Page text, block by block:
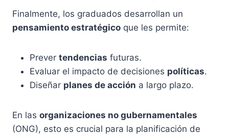
Finalmente, los graduados desarrollan un
pensamiento estratégico que les permite:
Prever tendencias futuras.
Evaluar el impacto de decisiones políticas.
Diseñar planes de acción a largo plazo.
En las organizaciones no gubernamentales
(ONG), esto es crucial para la planificación de